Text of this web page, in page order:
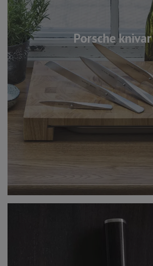
Porsche knivar